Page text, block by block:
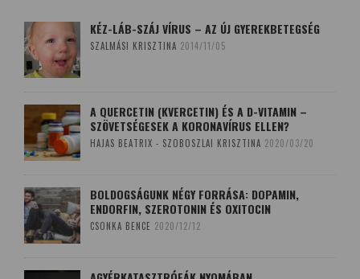
KÉZ-LÁB-SZÁJ VÍRUS – AZ ÚJ GYEREKBETEGSÉG
SZALMÁSI KRISZTINA 2014/11/05
A QUERCETIN (KVERCETIN) ÉS A D-VITAMIN –
SZÖVETSÉGESEK A KORONAVÍRUS ELLEN?
HAJAS BEATRIX - SZOBOSZLAI KRISZTINA 2020/03/20
BOLDOGSÁGUNK NÉGY FORRÁSA: DOPAMIN,
ENDORFIN, SZEROTONIN ÉS OXITOCIN
CSONKA BENCE 2020/12/12